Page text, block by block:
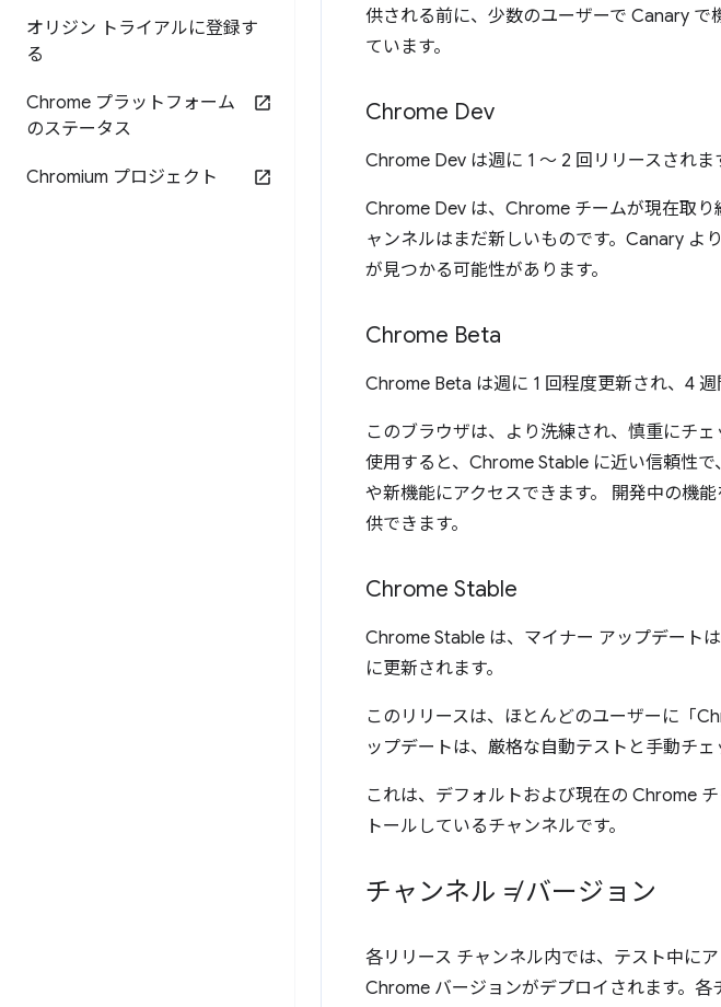
オリジン トライアルに登録す
る
Chrome プラットフォーム
のステータス
Chromium プロジェクト
供される前に、少数のユーザーで Canary
ています。
Chrome Dev
Chrome Dev は週に 1 ～ 2 回リリースされま
Chrome Dev は、Chrome チームが現在取
ャンネルはまだ新しいものです。Canary よ
が見つかる可能性があります。
Chrome Beta
Chrome Beta は週に 1 回程度更新され、4 週
このブラウザは、より洗練され、慎重にチ
使用すると、Chrome Stable に近い信頼性
や新機能にアクセスできます。 開発中の機
供できます。
Chrome Stable
Chrome Stable は、マイナー アップデート
に更新されます。
このリリースは、ほとんどのユーザーに「
ップデートは、厳格な自動テストと手動チ
これは、デフォルトおよび現在の Chrome
トールしているチャンネルです。
チャンネル ≠ バージョン
各リリース チャンネル内では、テスト中に
Chrome バージョンがデプロイされます。